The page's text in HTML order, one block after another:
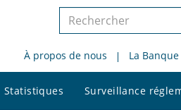
Rechercher
le
site
À propos de nous La
Statistiques Surveillance